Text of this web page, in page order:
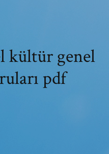
kültür genel
pdf